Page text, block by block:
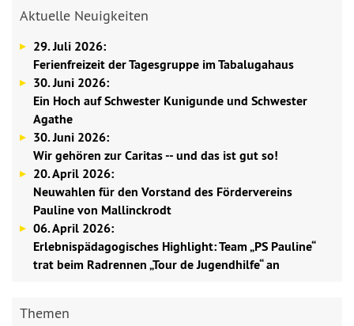
Aktuelle Neuigkeiten
29. Juli 2026:
Ferienfreizeit der Tagesgruppe im Tabalugahaus
30. Juni 2026:
Ein Hoch auf Schwester Kunigunde und Schwester
Agathe
30. Juni 2026:
Wir gehören zur Caritas -- und das ist gut so!
20. April 2026:
Neuwahlen für den Vorstand des Fördervereins
Pauline von Mallinckrodt
06. April 2026:
Erlebnispädagogisches Highlight: Team „PS Pauline“
trat beim Radrennen „Tour de Jugendhilfe“ an
Themen